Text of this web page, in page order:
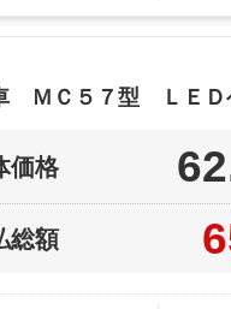
ＭＣ５７型 ＬＥＤ
価格
総額